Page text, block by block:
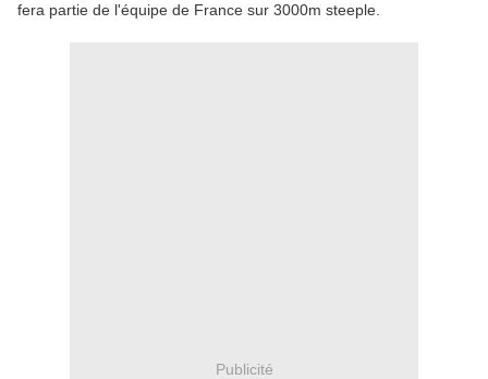
fera partie de l'équipe de France sur 3000m steeple.
Publicité